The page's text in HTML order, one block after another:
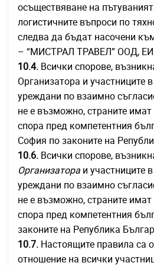
осъществяване на
логистичните въпроси по
следва да бъдат насочени
– “МИСТРАЛ ТРАВЕЛ” ООД,
10.4. Всички спорове,
Организатора и участниците
уреждани по взаимно
не е възможно, страните
спора пред компетентния
София по законите на
10.6. Всички спорове,
Организатора и участниците в
уреждани по взаимно
не е възможно, страните
спора пред компетентния
законите на Република
10.7. Настоящите правила са
отношение на всички